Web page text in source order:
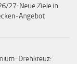
27: Neue Ziele in
Angebot
Drehkreuz: